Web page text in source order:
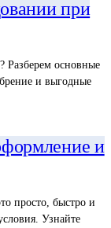
при
Разберем основные
и выгодные
и
просто, быстро и
Узнайте